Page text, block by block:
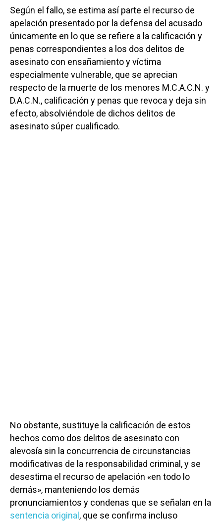
Según el fallo, se estima así parte el recurso de
apelación presentado por la defensa del acusado
únicamente en lo que se refiere a la calificación y
penas correspondientes a los dos delitos de
asesinato con ensañamiento y víctima
especialmente vulnerable, que se aprecian
respecto de la muerte de los menores M.C.A.C.N. y
D.A.C.N., calificación y penas que revoca y deja sin
efecto, absolviéndole de dichos delitos de
asesinato súper cualificado.
No obstante, sustituye la calificación de estos
hechos como dos delitos de asesinato con
alevosía sin la concurrencia de circunstancias
modificativas de la responsabilidad criminal, y se
desestima el recurso de apelación «en todo lo
demás», manteniendo los demás
pronunciamientos y condenas que se señalan en la
sentencia original, que se confirma incluso